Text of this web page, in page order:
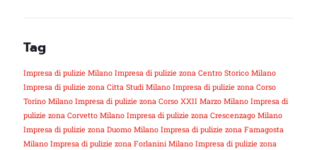
Tag
Impresa di pulizie Milano Impresa di pulizie zona Centro Storico Milano
Impresa di pulizie zona Citta Studi Milano Impresa di pulizie zona Corso
Torino Milano Impresa di pulizie zona Corso XXII Marzo Milano Impresa di
pulizie zona Corvetto Milano Impresa di pulizie zona Crescenzago Milano
Impresa di pulizie zona Duomo Milano Impresa di pulizie zona Famagosta
Milano Impresa di pulizie zona Forlanini Milano Impresa di pulizie zona